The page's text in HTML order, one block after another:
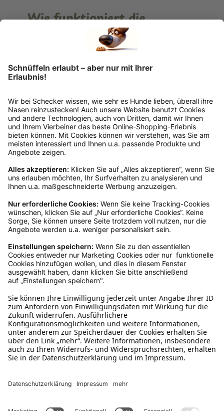
Wie funktioniert die
Rücksendung?
findest du online. Verpacke die Artikel
anschließend sicher und klebe das
dir in deinem Kundenkonto anfordern. Hast du als
Gast bestellt, schreibe uns eine Email an
verkauf@schecker.de oder rufe zu unseren
Servicezeiten an, dann lassen wir dir ein
Rücksendeetikett zukommen.
Kundenservice
Mo – Fr 9 – 17 Uhr, Sa 9 – 13 Uhr
Ruf uns an
04942-60 64 080
Schreibe uns
verkauf@schecker.de
WhatsApp Support